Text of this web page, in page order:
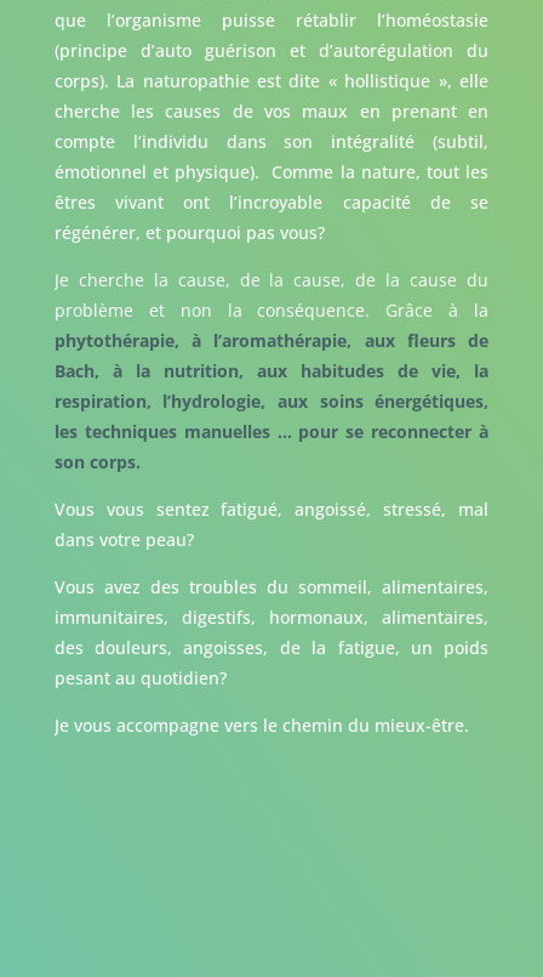
que l’organisme puisse rétablir l’homéostasie
(principe d’auto guérison et d’autorégulation du
corps). La naturopathie est dite « hollistique », elle
cherche les causes de vos maux en prenant en
compte l’individu dans son intégralité (subtil,
émotionnel et physique). Comme la nature, tout les
êtres vivant ont l’incroyable capacité de se
régénérer, et pourquoi pas vous?
Je cherche la cause, de la cause, de la cause du
problème et non la conséquence. Grâce à la
phytothérapie, à l’aromathérapie, aux fleurs de
Bach, à la nutrition, aux habitudes de vie, la
respiration, l’hydrologie, aux soins énergétiques,
les techniques manuelles … pour se reconnecter à
son corps.
Vous vous sentez fatigué, angoissé, stressé, mal
dans votre peau?
Vous avez des troubles du sommeil, alimentaires,
immunitaires, digestifs, hormonaux, alimentaires,
des douleurs, angoisses, de la fatigue, un poids
pesant au quotidien?
Je vous accompagne vers le chemin du mieux-être.